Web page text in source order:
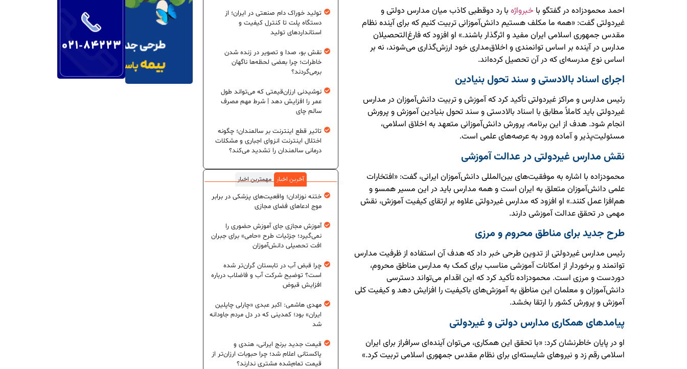
احمد محمودزاده در گفتگو با خبرواژه با رد دوقطبی کاذب میان مدارس دولتی و
غیردولتی گفت: «همه ما مکلف هستیم دانش‌آموزانی تربیت کنیم که برای آینده نظام
مقدس جمهوری اسلامی ایران مفید و اثرگذار باشند.» او افزود که فارغ‌التحصیلان
مدارس در آینده بر اساس توانمندی و اخلاق‌مداری خود ارزش‌گذاری می‌شوند، نه بر
اساس نوع مدرسه‌ای که در آن تحصیل کرده‌اند.
اجرای اسناد بالادستی و سند تحول بنیادین
رئیس مدارس و مراکز غیردولتی تأکید کرد که آموزش و تربیت دانش‌آموزان در مدارس
غیردولتی باید کاملاً مطابق با اسناد بالادستی و سند تحول بنیادین آموزش و پرورش
انجام شود. هدف از این برنامه، پرورش دانش‌آموزانی متعهد به اخلاق اسلامی،
مسئولیت‌پذیر و آماده ورود به عرصه‌های علمی است.
نقش مدارس غیردولتی در عدالت آموزشی
محمودزاده با اشاره به موفقیت‌های بین‌المللی دانش‌آموزان ایرانی، گفت: «افتخارات
علمی دانش‌آموزان متعلق به ایران است و همه مدارس باید در این مسیر همسو و
هم‌افزا عمل کنند.» او افزود که مدارس غیردولتی علاوه بر ارتقای کیفیت آموزش، نقش
مهمی در تحقق عدالت آموزشی دارند.
طرح جدید برای مناطق محروم و مرزی
رئیس مدارس غیردولتی از تدوین طرحی خبر داد که هدف آن استفاده از ظرفیت مدارس
توانمند و برخوردار از امکانات آموزشی مناسب برای کمک به مدارس مناطق محروم،
دوردست و مرزی است. محمودزاده تأکید کرد که این اقدام می‌تواند دسترسی
دانش‌آموزان و معلمان این مناطق به آموزش‌های باکیفیت را افزایش دهد و کیفیت کلی
آموزش و پرورش کشور را ارتقا بخشد.
پیامدهای همکاری مدارس دولتی و غیردولتی
او در پایان خاطرنشان کرد: «با تحقق این همکاری، می‌توان آینده‌ای سرافراز برای ایران
اسلامی رقم زد و نیروهای شایسته‌ای برای نظام مقدس جمهوری اسلامی تربیت کرد.»
تولید خوراک دام صنعتی در ایران؛ از
دستگاه پلت تا کنترل کیفیت و
استانداردهای تولید
نقش بو، صدا و تصویر در زنده شدن
خاطرات؛ چرا بعضی لحظه‌ها ناگهان
برمی‌گردند؟
نوشیدنی ارزان‌قیمتی که می‌تواند طول
عمر را افزایش دهد | شرط مهم مصرف
سالم چای
تاثیر قطع اینترنت بر سالمندان؛ چگونه
اختلال اینترنت انزوای اجباری و مشکلات
درمانی سالمندان را تشدید می‌کند؟
آخرین اخبار
مهمترین اخبار
ختنه نوزادان؛ واقعیت‌های پزشکی در برابر
موج ادعاهای فضای مجازی
آموزش مجازی جای آموزش حضوری را
نمی‌گیرد؛ جزئیات طرح «حامی» برای جبران
افت تحصیلی دانش‌آموزان
چرا قبض آب در تابستان گران‌تر شده
است؟ توضیح شرکت آب و فاضلاب درباره
افزایش قبوض
مهدی هاشمی: اکبر عبدی «چارلی چاپلین
ایران» بود؛ کمدینی که در دل مردم جاودانه
شد
قیمت جدید برنج ایرانی، هندی و
پاکستانی اعلام شد؛ چرا حبوبات ارزان‌تر از
قیمت تمام‌شده مشتری ندارند؟